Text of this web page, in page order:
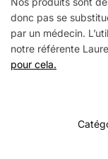
donc pas se
par un médecin.
notre référente
pour cela.